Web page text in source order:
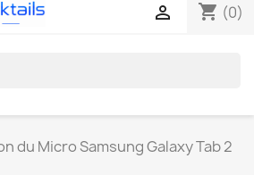
shopping_cart (0)

du Micro Samsung Galaxy Tab 2